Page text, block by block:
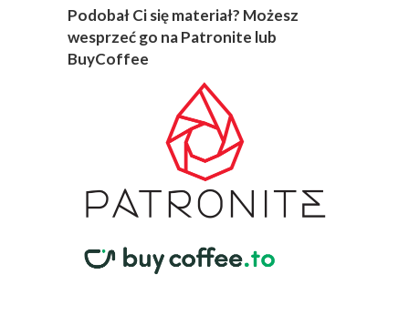
Podobał Ci się materiał? Możesz
wesprzeć go na Patronite lub
BuyCoffee